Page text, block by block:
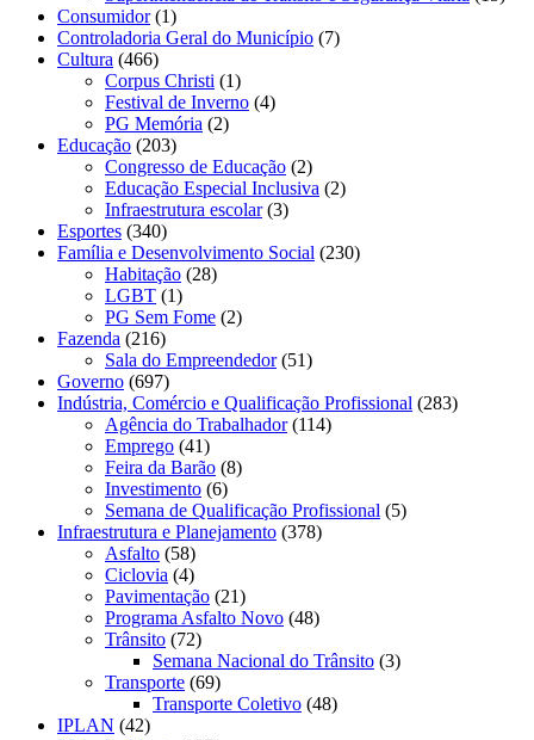
Consumidor(1)
Controladoria Geral do Município (7)
Cultura (466)
Corpus Christi (1)
Festival de Inverno (4)
PG Memória (2)
Educação (203)
Congresso de Educação (2)
Educação Especial Inclusiva (2)
Infraestrutura escolar(3)
Esportes (340)
Família e Desenvolvimento Social (230)
Habitação (28)
LGBT (1)
PG Sem Fome (2)
Fazenda (216)
Sala do Empreendedor(51)
Governo (697)
Indústria, Comércio e Qualificação Profissional (283)
Agência do Trabalhador(114)
Emprego (41)
Feira da Barão (8)
Investimento (6)
Semana de Qualificação Profissional (5)
Infraestrutura e Planejamento (378)
Asfalto (58)
Ciclovia (4)
Pavimentação (21)
Programa Asfalto Novo (48)
Trânsito (72)
Semana Nacional do Trânsito (3)
Transporte (69)
Transporte Coletivo (48)
IPLAN (42)